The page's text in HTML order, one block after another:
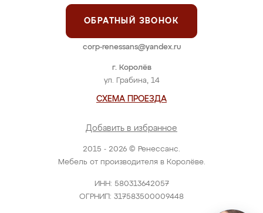
2015 - 2026 © Ренессанс.
Мебель от производителя в Королёве.
ИНН: 580313642057
ОГРНИП: 317583500009448
г. Королёв
ул. Грабина, 14
СХЕМА ПРОЕЗДА
Добавить в избранное
ОБРАТНЫЙ ЗВОНОК
corp-renessans@yandex.ru